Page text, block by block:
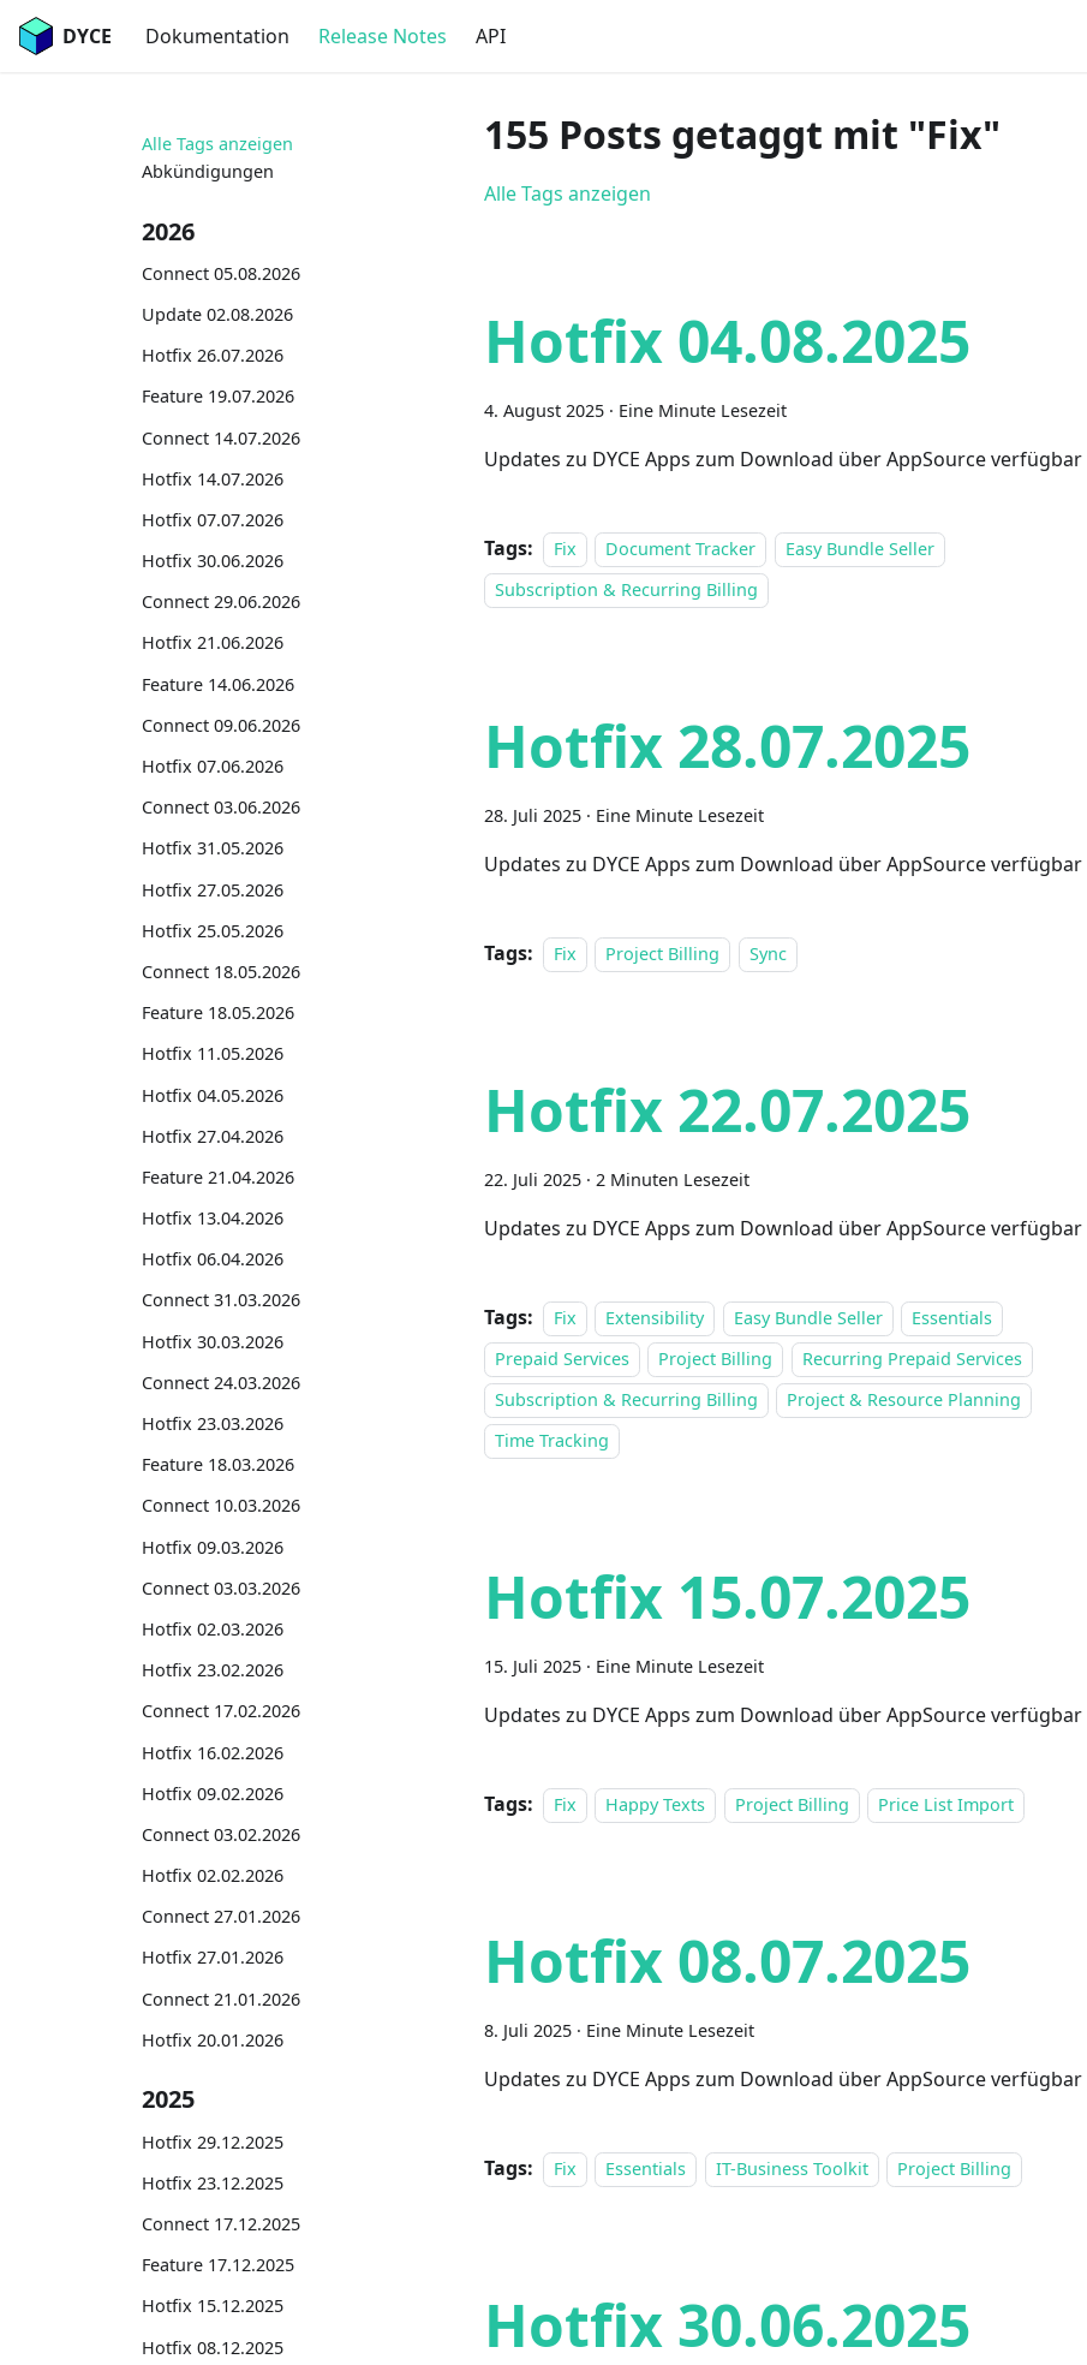
DYCE Dokumentation Release Notes API
Alle Tags anzeigen
Abkündigungen
2026
Connect 05.08.2026
Update 02.08.2026
Hotfix 26.07.2026
Feature 19.07.2026
Connect 14.07.2026
Hotfix 14.07.2026
Hotfix 07.07.2026
Hotfix 30.06.2026
Connect 29.06.2026
Hotfix 21.06.2026
Feature 14.06.2026
Connect 09.06.2026
Hotfix 07.06.2026
Connect 03.06.2026
Hotfix 31.05.2026
Hotfix 27.05.2026
Hotfix 25.05.2026
Connect 18.05.2026
Feature 18.05.2026
Hotfix 11.05.2026
Hotfix 04.05.2026
Hotfix 27.04.2026
Feature 21.04.2026
Hotfix 13.04.2026
Hotfix 06.04.2026
Connect 31.03.2026
Hotfix 30.03.2026
Connect 24.03.2026
Hotfix 23.03.2026
Feature 18.03.2026
Connect 10.03.2026
Hotfix 09.03.2026
Connect 03.03.2026
Hotfix 02.03.2026
Hotfix 23.02.2026
Connect 17.02.2026
Hotfix 16.02.2026
Hotfix 09.02.2026
Connect 03.02.2026
Hotfix 02.02.2026
Connect 27.01.2026
Hotfix 27.01.2026
Connect 21.01.2026
Hotfix 20.01.2026
2025
Hotfix 29.12.2025
Hotfix 23.12.2025
Connect 17.12.2025
Feature 17.12.2025
Hotfix 15.12.2025
Hotfix 08.12.2025
155 Posts getaggt mit "Fix"
Alle Tags anzeigen
Hotfix 04.08.2025
4. August 2025 · Eine Minute Lesezeit
Updates zu DYCE Apps zum Download über AppSource verfügbar
Tags: Fix Document Tracker
Easy Bundle Seller
Subscription & Recurring Billing
Hotfix 28.07.2025
28. Juli 2025 · Eine Minute Lesezeit
Updates zu DYCE Apps zum Download über AppSource verfügbar
Tags: Fix Project Billing Sync
Hotfix 22.07.2025
22. Juli 2025 · 2 Minuten Lesezeit
Updates zu DYCE Apps zum Download über AppSource verfügbar
Tags: Fix Extensibility Easy Bundle Seller
Essentials
Prepaid Services
Project Billing
Recurring Prepaid Services
Subscription & Recurring Billing
Project & Resource Planning
Time Tracking
Hotfix 15.07.2025
15. Juli 2025 · Eine Minute Lesezeit
Updates zu DYCE Apps zum Download über AppSource verfügbar
Tags: Fix Happy Texts Project Billing Price List Import
Hotfix 08.07.2025
8. Juli 2025 · Eine Minute Lesezeit
Updates zu DYCE Apps zum Download über AppSource verfügbar
Tags: Fix Essentials IT-Business Toolkit Project Billing
Hotfix 30.06.2025